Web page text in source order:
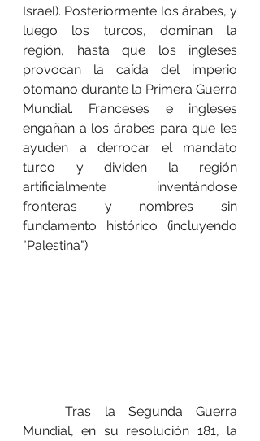
Israel). Posteriormente los árabes, y
luego los turcos, dominan la
región, hasta que los ingleses
provocan la caída del imperio
otomano durante la Primera Guerra
Mundial. Franceses e ingleses
engañan a los árabes para que les
ayuden a derrocar el mandato
turco y dividen la región
artificialmente inventándose
fronteras y nombres sin
fundamento histórico (incluyendo
"Palestina").
	Tras la Segunda Guerra
Mundial, en su resolución 181, la